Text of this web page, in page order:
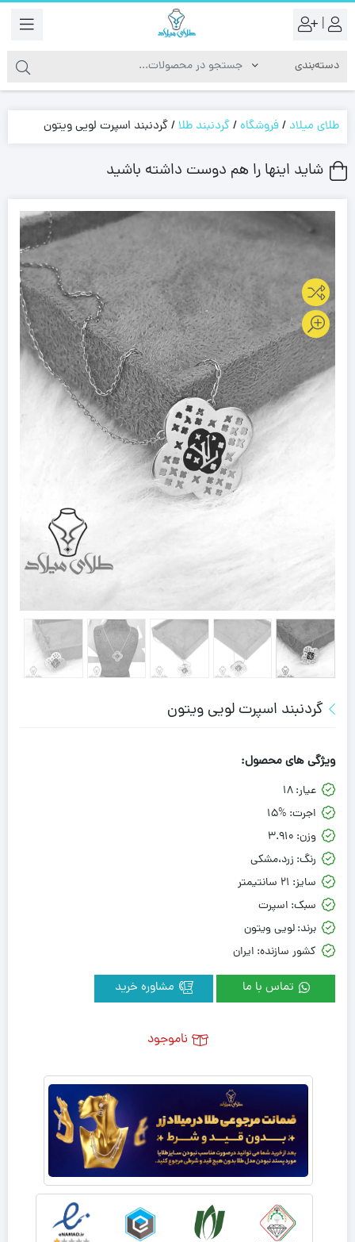
|
طلای میلاد /فروشگاه/گردنبند طلا/گردنبند اسپرت لویی ویتون
شاید اینها را هم دوست داشته باشید
گردنبند اسپرت لویی ویتون
ویژگی های محصول:
عیار:18
اجرت: 15%
وزن: 3.910
رنگ: زرد،مشکی
سایز: 21 سانتیمتر
سبک: اسپرت
برند:لویی ویتون
کشور سازنده: ایران
تماس با ما
ناموجود